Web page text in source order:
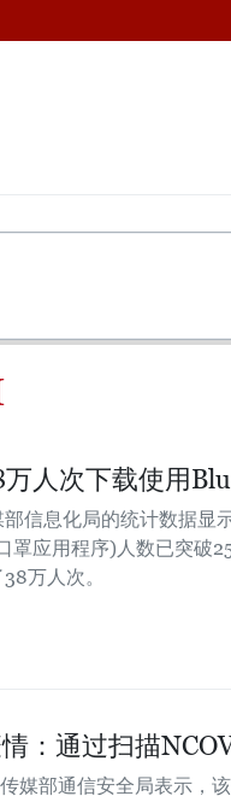
人次下载使用
信息化局的统计数据显
罩应用程序)人数已突破
万人次。
：通过扫描
媒部通信安全局表示，